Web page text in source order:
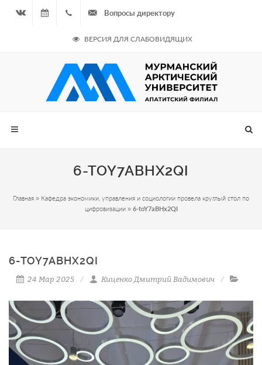
08.08.2026
- Чётная
неделя
964
687
Вопросы директору
ВЕРСИЯ ДЛЯ СЛАБОВИДЯЩИХ
6-TOY7ABHX2QI
Главная » Кафедра экономики, управления и социологии провела круглый стол по
цифровизации» 6-toY7aBHx2QI
6-TOY7ABHX2QI
24 Мар 2025 Киценко Дмитрий Вадимович